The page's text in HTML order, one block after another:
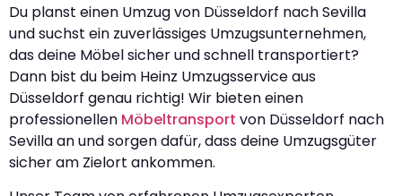
Du planst einen Umzug von Düsseldorf nach Sevilla
und suchst ein zuverlässiges Umzugsunternehmen,
das deine Möbel sicher und schnell transportiert?
Dann bist du beim Heinz Umzugsservice aus
Düsseldorf genau richtig! Wir bieten einen
professionellen Möbeltransport von Düsseldorf nach
Sevilla an und sorgen dafür, dass deine Umzugsgüter
sicher am Zielort ankommen.